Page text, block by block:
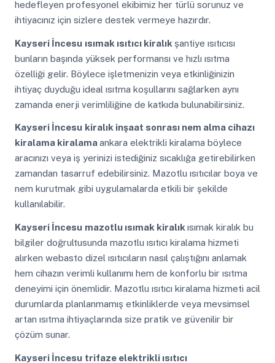
hedefleyen profesyonel ekibimiz her türlü sorunuz ve
ihtiyacınız için sizlere destek vermeye hazırdır.
Kayseri İncesu ısımak ısıtıcı kiralık şantiye ısıtıcısı
bunların başında yüksek performansı ve hızlı ısıtma
özelliği gelir. Böylece işletmenizin veya etkinliğinizin
ihtiyaç duyduğu ideal ısıtma koşullarını sağlarken aynı
zamanda enerji verimliliğine de katkıda bulunabilirsiniz.
Kayseri İncesu kiralık inşaat sonrası nem alma cihazı
kiralama kiralamaankara elektrikli kiralama böylece
aracınızı veya iş yerinizi istediğiniz sıcaklığa getirebilirken
zamandan tasarruf edebilirsiniz. Mazotlu ısıtıcılar boya ve
nem kurutmak gibi uygulamalarda etkili bir şekilde
kullanılabilir.
Kayseri İncesu mazotlu ısımak kiralık ısımak kiralık bu
bilgiler doğrultusunda mazotlu ısıtıcı kiralama hizmeti
alırken webasto dizel ısıtıcıların nasıl çalıştığını anlamak
hem cihazın verimli kullanımı hem de konforlu bir ısıtma
deneyimi için önemlidir. Mazotlu ısıtıcı kiralama hizmeti acil
durumlarda planlanmamış etkinliklerde veya mevsimsel
artan ısıtma ihtiyaçlarında size pratik ve güvenilir bir
çözüm sunar.
Kayseri İncesu trifaze elektrikli ısıtıcı